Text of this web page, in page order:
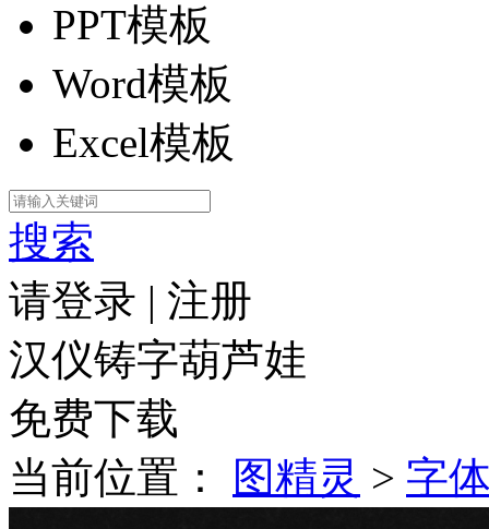
PPT模板
Word模板
Excel模板
搜索
请登录 | 注册
汉仪铸字葫芦娃
免费下载
当前位置：
图精灵 > 字